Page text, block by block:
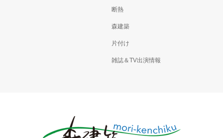
断熱
森建築
片付け
雑誌＆TV出演情報